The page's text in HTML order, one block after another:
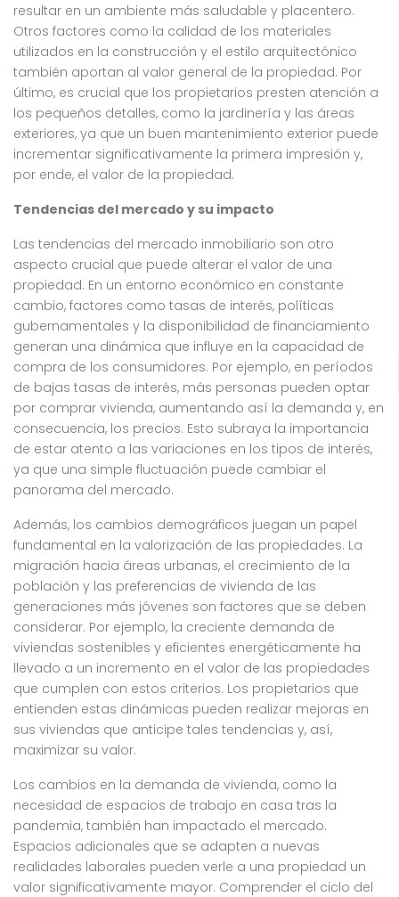
resultar en un ambiente más saludable y placentero.
Otros factores como la calidad de los materiales
utilizados en la construcción y el estilo arquitectónico
también aportan al valor general de la propiedad. Por
último, es crucial que los propietarios presten atención a
los pequeños detalles, como la jardinería y las áreas
exteriores, ya que un buen mantenimiento exterior puede
incrementar significativamente la primera impresión y,
por ende, el valor de la propiedad.
Tendencias del mercado y su impacto
Las tendencias del mercado inmobiliario son otro
aspecto crucial que puede alterar el valor de una
propiedad. En un entorno económico en constante
cambio, factores como tasas de interés, políticas
gubernamentales y la disponibilidad de financiamiento
generan una dinámica que influye en la capacidad de
compra de los consumidores. Por ejemplo, en períodos
de bajas tasas de interés, más personas pueden optar
por comprar vivienda, aumentando así la demanda y, en
consecuencia, los precios. Esto subraya la importancia
de estar atento a las variaciones en los tipos de interés,
ya que una simple fluctuación puede cambiar el
panorama del mercado.
Además, los cambios demográficos juegan un papel
fundamental en la valorización de las propiedades. La
migración hacia áreas urbanas, el crecimiento de la
población y las preferencias de vivienda de las
generaciones más jóvenes son factores que se deben
considerar. Por ejemplo, la creciente demanda de
viviendas sostenibles y eficientes energéticamente ha
llevado a un incremento en el valor de las propiedades
que cumplen con estos criterios. Los propietarios que
entienden estas dinámicas pueden realizar mejoras en
sus viviendas que anticipe tales tendencias y, así,
maximizar su valor.
Los cambios en la demanda de vivienda, como la
necesidad de espacios de trabajo en casa tras la
pandemia, también han impactado el mercado.
Espacios adicionales que se adapten a nuevas
realidades laborales pueden verle a una propiedad un
valor significativamente mayor. Comprender el ciclo del